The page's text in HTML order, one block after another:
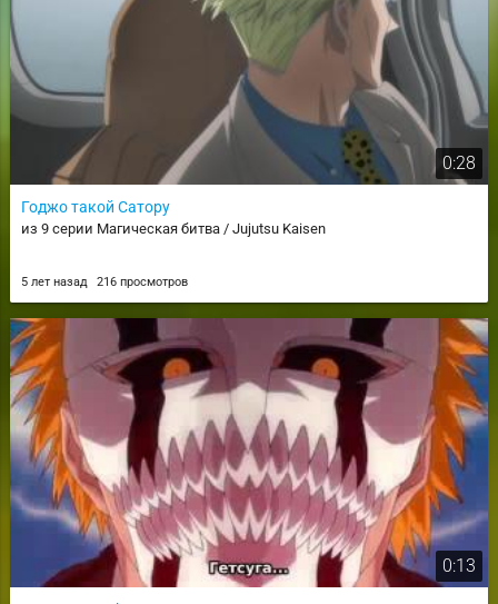
0:28
Годжо такой Сатору
из 9 серии Магическая битва / Jujutsu Kaisen
5 лет назад 216 просмотров
0:13